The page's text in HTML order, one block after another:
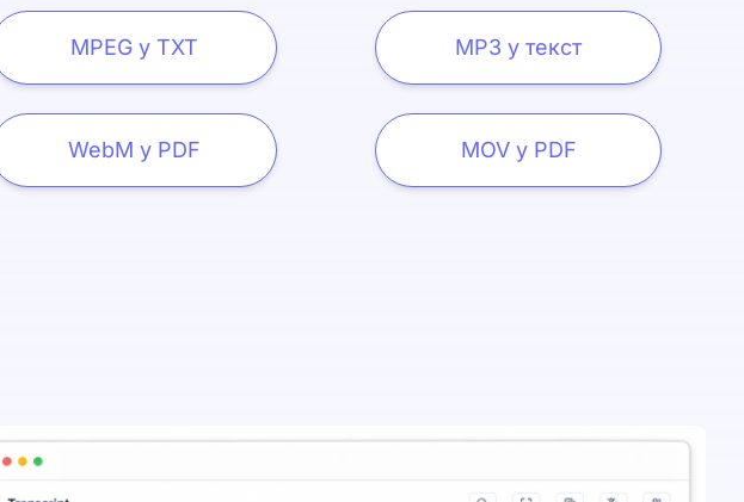
MPEG у TXT MP3 у текст
WebM у PDF MOV у PDF